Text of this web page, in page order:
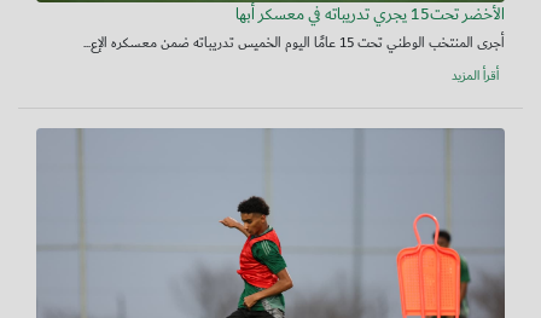
الأخضر تحت15 يجري تدريباته في معسكر أبها
أجرى المنتخب الوطني تحت 15 عامًا اليوم الخميس تدريباته ضمن معسكره الإع...
أقرأ المزيد